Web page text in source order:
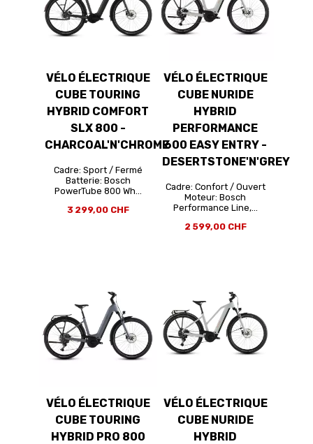
VÉLO ÉLECTRIQUE
CUBE TOURING
HYBRID COMFORT
SLX 800 -
CHARCOAL'N'CHROME
Cadre: Sport / Fermé
Batterie: Bosch
PowerTube 800 Wh...
3 299,00 CHF
VÉLO ÉLECTRIQUE
CUBE NURIDE
HYBRID
PERFORMANCE
600 EASY ENTRY -
DESERTSTONE'N'GREY
Cadre: Confort / Ouvert
Moteur: Bosch
Performance Line,...
2 599,00 CHF
VÉLO ÉLECTRIQUE
CUBE TOURING
HYBRID PRO 800
VÉLO ÉLECTRIQUE
CUBE NURIDE
HYBRID